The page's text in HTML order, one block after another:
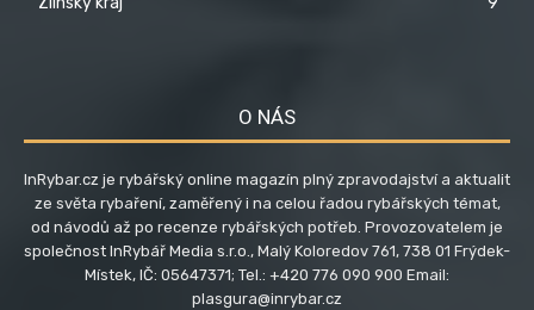
O NÁS
InRybar.cz je rybářský online magazín plný zpravodajství a aktualit
ze světa rybaření, zaměřený i na celou řadou rybářských témat,
od návodů až po recenze rybářských potřeb. Provozovatelem je
společnost InRybář Media s.r.o., Malý Koloredov 761, 738 01 Frýdek-
Místek, IČ: 05647371; Tel.: +420 776 090 900 Email:
plasgura@inrybar.cz